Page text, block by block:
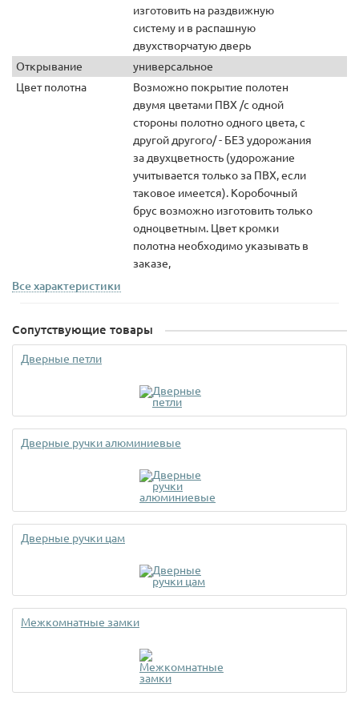
изготовить на раздвижную
систему и в распашную
двухстворчатую дверь
Открывание
универсальное
Цвет полотна
Возможно покрытие полотен
двумя цветами ПВХ /с одной
стороны полотно одного цвета, с
другой другого/ - БЕЗ удорожания
за двухцветность (удорожание
учитывается только за ПВХ, если
таковое имеется). Коробочный
брус возможно изготовить только
одноцветным. Цвет кромки
полотна необходимо указывать в
заказе,
Все характеристики
Сопутствующие товары
Дверные петли
Дверные ручки алюминиевые
Дверные ручки цам
Межкомнатные замки